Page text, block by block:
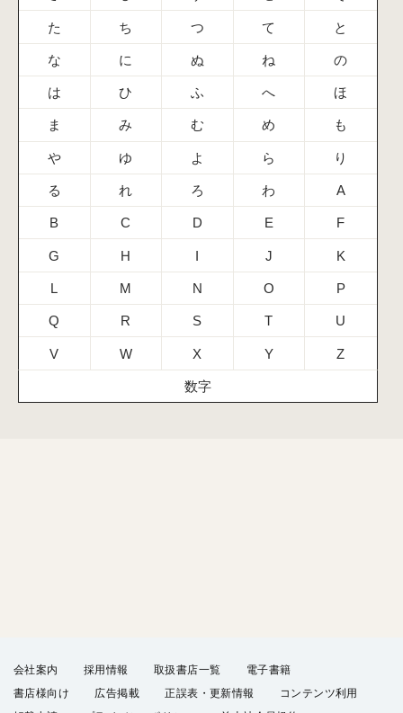
た ち つ て と
な に ぬ ね の
は ひ ふ へ ほ
ま み む め も
や ゆ よ ら り
る れ ろ わ A
B C D E F
G H I J K
L M N O P
Q R S T U
V W X Y Z
数字
会社案内 採用情報 取扱書店一覧
電子書籍
書店様向け
広告掲載 正誤表・更新情報
コンテンツ利用